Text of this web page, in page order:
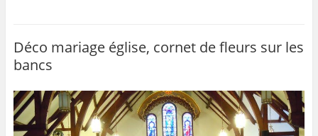
b
o
o
k
er
Déco mariage église, cornet de fleurs sur les
bancs